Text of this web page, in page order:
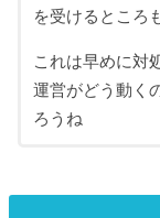
を受けるところ
これは早めに対
運営がどう動く
ろうね